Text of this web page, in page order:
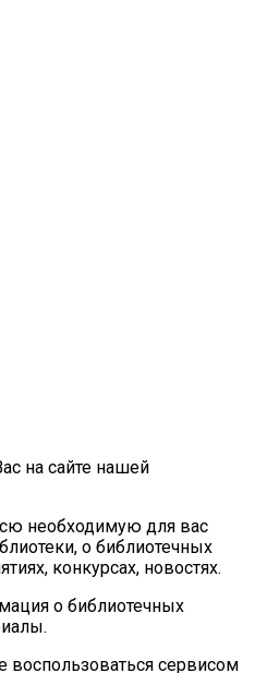
на сайте нашей
необходимую для вас
о библиотечных
конкурсах, новостях.
о библиотечных
сервисом